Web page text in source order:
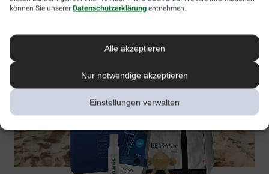
können Sie unserer Datenschutzerklärung entnehmen.
Alle akzeptieren
Nur notwendige akzeptieren
Einstellungen verwalten